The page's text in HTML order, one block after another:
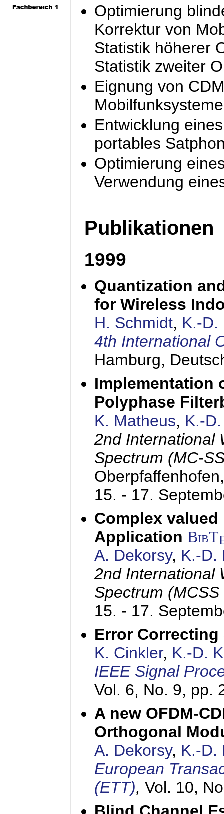
Optimierung
Korrektur von
Statistik höherer
Statistik zweiter
Eignung von
Mobilfunksysteme
Entwicklung
portables
Optimierung
Verwendung
Publikationen
1999
Quantization
for Wireless
H. Schmidt, K.-D.
4th International
Hamburg,
Implementation
Polyphase
K. Matheus, K.-
2nd International
Spectrum (MC-
15. - 17.
Complex valued
Application BibT
A. Dekorsy, K.-D.
2nd International
Spectrum
15. - 17.
Error
K. Cinkler, K.-D.
IEEE Signal
Vol. 6, No. 9, pp.
A new OFDM-
Orthogonal
A. Dekorsy, K.-D.
European
(ETT), Vol. 10,